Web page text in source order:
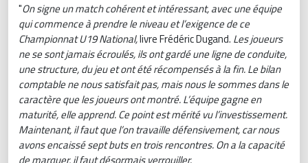
"On signe un match cohérent et intéressant, avec une équipe
qui commence à prendre le niveau et l’exigence de ce
Championnat U19 National,livre Frédéric Dugand. Les joueurs
ne se sont jamais écroulés, ils ont gardé une ligne de conduite,
une structure, du jeu et ont été récompensés à la fin. Le bilan
comptable ne nous satisfait pas, mais nous le sommes dans le
caractère que les joueurs ont montré. L’équipe gagne en
maturité, elle apprend. Ce point est mérité vu l’investissement.
Maintenant, il faut que l’on travaille défensivement, car nous
avons encaissé sept buts en trois rencontres. On a la capacité